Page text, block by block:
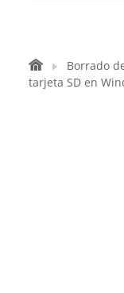
Borrado
tarjeta SD en